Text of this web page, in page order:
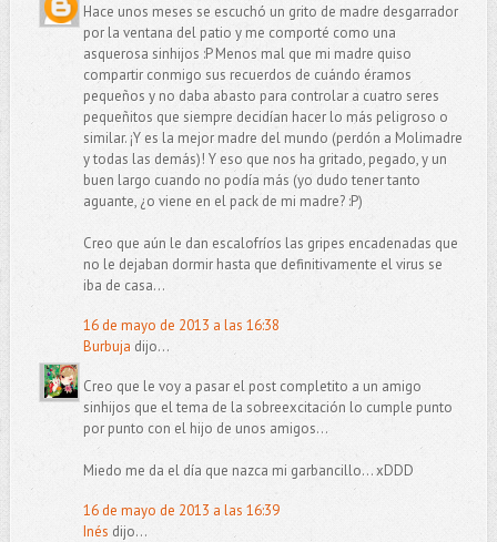
Hace unos meses se escuchó un grito de madre desgarrador
por la ventana del patio y me comporté como una
asquerosa sinhijos :P Menos mal que mi madre quiso
compartir conmigo sus recuerdos de cuándo éramos
pequeños y no daba abasto para controlar a cuatro seres
pequeñitos que siempre decidían hacer lo más peligroso o
similar. ¡Y es la mejor madre del mundo (perdón a Molimadre
y todas las demás)! Y eso que nos ha gritado, pegado, y un
buen largo cuando no podía más (yo dudo tener tanto
aguante, ¿o viene en el pack de mi madre? :P)
Creo que aún le dan escalofríos las gripes encadenadas que
no le dejaban dormir hasta que definitivamente el virus se
iba de casa...
16 de mayo de 2013 a las 16:38
Burbuja dijo...
Creo que le voy a pasar el post completito a un amigo
sinhijos que el tema de la sobreexcitación lo cumple punto
por punto con el hijo de unos amigos...
Miedo me da el día que nazca mi garbancillo... xDDD
16 de mayo de 2013 a las 16:39
Inés dijo...